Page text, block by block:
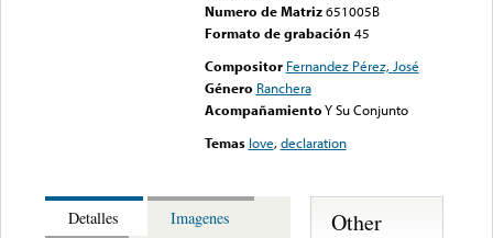
Numero de Matriz 651005B
Formato de grabación 45
Compositor Fernandez Pérez, José
Género Ranchera
AcompañamientoY Su Conjunto
Temas love,declaration
Detalles
Imagenes
Other